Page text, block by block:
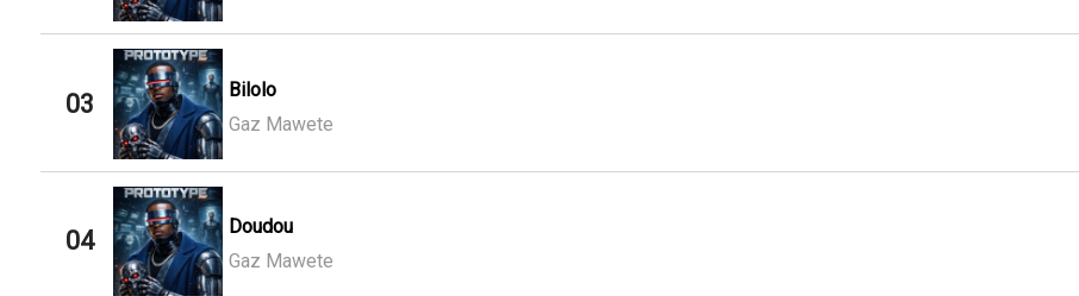
03
Bilolo
Gaz Mawete
04
Doudou
Gaz Mawete